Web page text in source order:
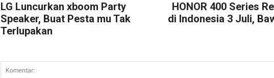
LG Luncurkan xboom Party
Speaker, Buat Pesta mu Tak
Terlupakan
HONOR 400 Series
di Indonesia 3 Juli,